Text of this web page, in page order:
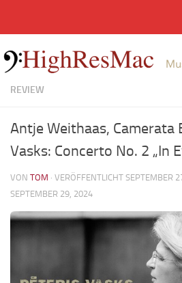
REVIEW
Antje Weithaas, Camerata
Vasks: Concerto No. 2 „In
VON TOM · VERÖFFENTLICHT SEPTEMBER
SEPTEMBER 29, 2024